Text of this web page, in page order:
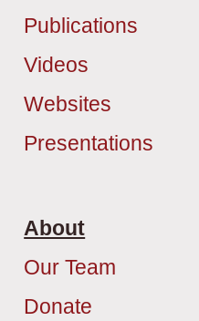
Publications
Videos
Websites
Presentations
About
Our Team
Donate